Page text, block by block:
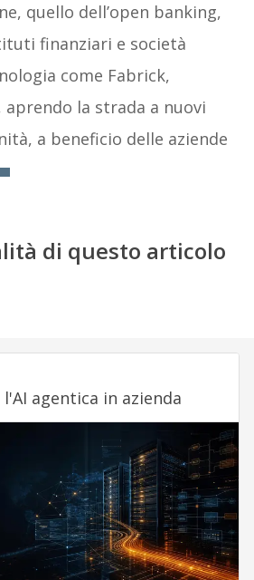
quello dell’open banking,
finanziari e società
come Fabrick,
la strada a nuovi
a beneficio delle aziende
di questo articolo
agentica in azienda